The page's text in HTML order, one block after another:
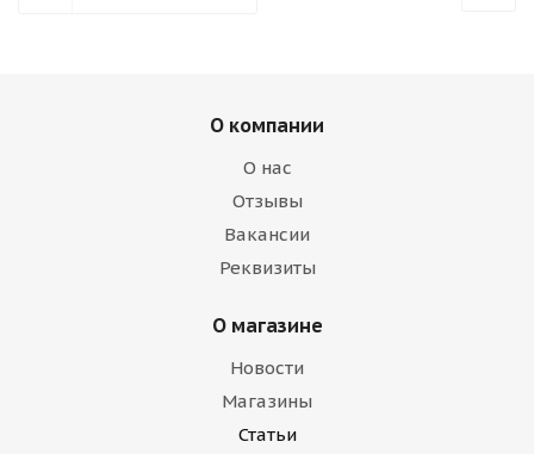
О компании
О нас
Отзывы
Вакансии
Реквизиты
О магазине
Новости
Магазины
Статьи